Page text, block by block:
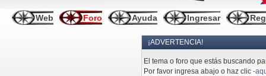
Web Foro Ayuda Ingresar
¡ADVERTENCIA!
El tema o foro que estás buscando
Por favor ingresa abajo o haz clic-